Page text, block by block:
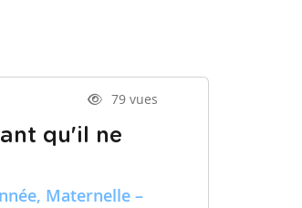
79 vues
qu'il ne
Maternelle –